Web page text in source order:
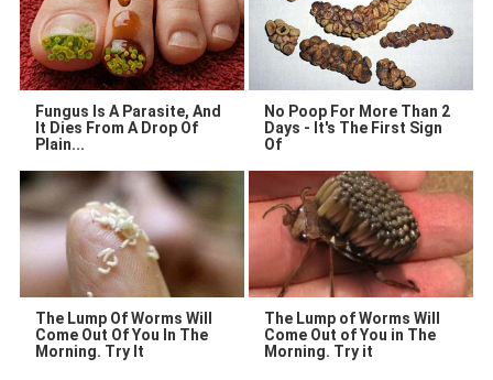
Fungus Is A Parasite, And
It Dies From A Drop Of
Plain...
No Poop For More Than 2
Days - It's The First Sign
Of
The Lump Of Worms Will
Come Out Of You In The
Morning. Try It
The Lump of Worms Will
Come Out of You in The
Morning. Try it